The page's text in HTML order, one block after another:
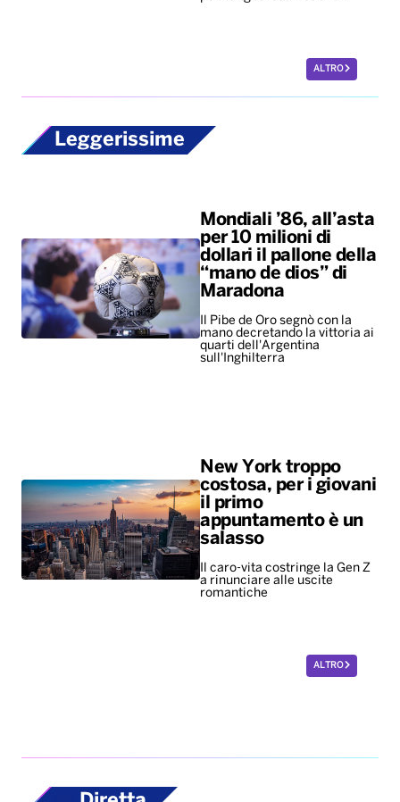
ALTRO
Leggerissime
Mondiali ’86, all’asta
per 10 milioni di
dollari il pallone della
“mano de dios” di
Maradona
Il Pibe de Oro segnò con la
mano decretando la vittoria ai
quarti dell'Argentina
sull'Inghilterra
New York troppo
costosa, per i giovani
il primo
appuntamento è un
salasso
Il caro-vita costringe la Gen Z
a rinunciare alle uscite
romantiche
ALTRO